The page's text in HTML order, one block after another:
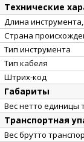
Технические
Длина
Страна
Тип инструмента
Тип кабеля
Штрих-код
Габариты
Вес нетто единицы
Транспортная
Вес брутто